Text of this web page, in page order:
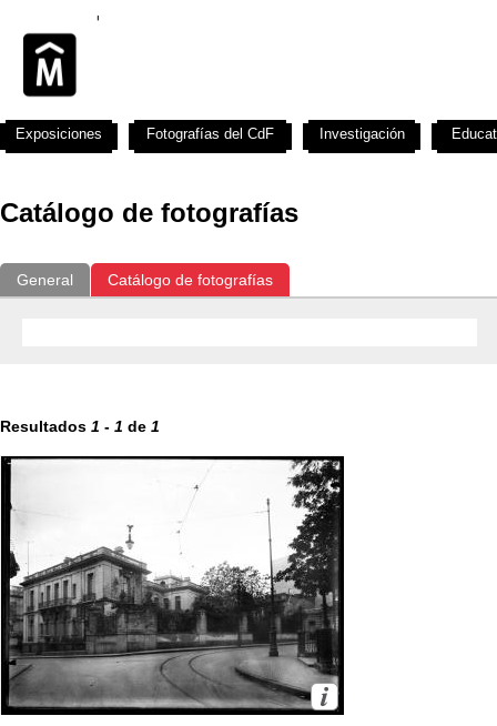
Catálogo de fotografías
General Catálogo de fotografías
Resultados 1 - 1 de 1
Exposiciones Fotografías del CdF Investigación